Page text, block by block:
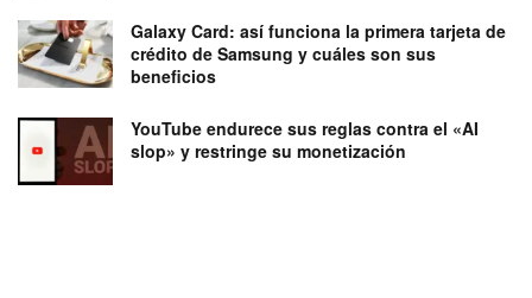
Galaxy Card: así funciona la primera tarjeta de
crédito de Samsung y cuáles son sus
beneficios
YouTube endurece sus reglas contra el «AI
slop» y restringe su monetización